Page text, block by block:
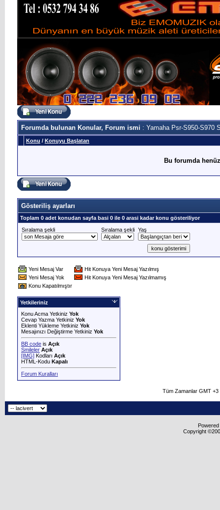
Forumda bulunan Konular, Forum ismi : Yamaha Psr-S950-S970
Konu / Konuyu Başlatan
Bu forumda
Gösteriliş ayarları
Toplam 0 adet konudan sayfa basi 0 ile 0 arasi kadar konu gösteriliyor
Sıralama şekli
Sıralama şekli Yaş
Yeni Mesaj Var
Hit Konuya Yeni Mesaj Yazılmış
Yeni Mesaj Yok
Hit Konuya Yeni Mesaj Yazılmamış
Konu Kapatılmıştır
Yetkileriniz
Konu Acma Yetkiniz Yok
Cevap Yazma Yetkiniz Yok
Eklenti Yükleme Yetkiniz Yok
Mesajınızı Değiştirme Yetkiniz Yok
BB code is Açık
Smileler Açık
[IMG] Kodları Açık
HTML-Kodu Kapalı
Forum Kuralları
Tüm Zamanlar GMT
Copyright